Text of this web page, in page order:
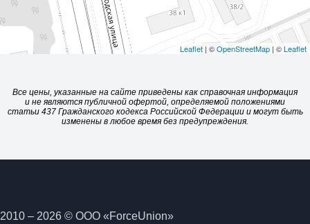
Leaflet | ©OpenStreetMap | ©Leaflet
Все цены, указанные на сайте приведены как справочная информация
и не являются публичной офертой, определяемой положениями
статьи 437 Гражданского кодекса Российской Федерации и могут быть
изменены в любое время без предупреждения.
2010 – 2026 © ООО «ForceUnion»